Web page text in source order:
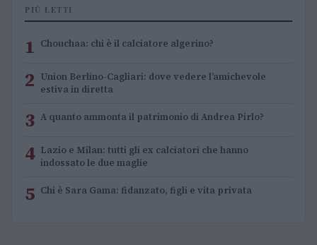
PIÙ LETTI
1 Chouchaa: chi è il calciatore algerino?
2 Union Berlino-Cagliari: dove vedere l’amichevole
estiva in diretta
3 A quanto ammonta il patrimonio di Andrea Pirlo?
4 Lazio e Milan: tutti gli ex calciatori che hanno
indossato le due maglie
5 Chi è Sara Gama: fidanzato, figli e vita privata